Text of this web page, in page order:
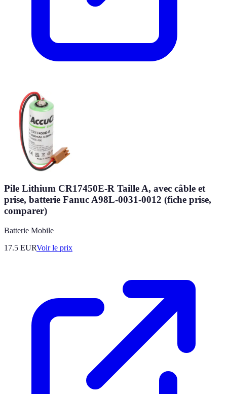
Pile Lithium CR17450E-R Taille A, avec câble et
prise, batterie Fanuc A98L-0031-0012 (fiche prise,
comparer)
Batterie Mobile
17.5 EURVoir le prix